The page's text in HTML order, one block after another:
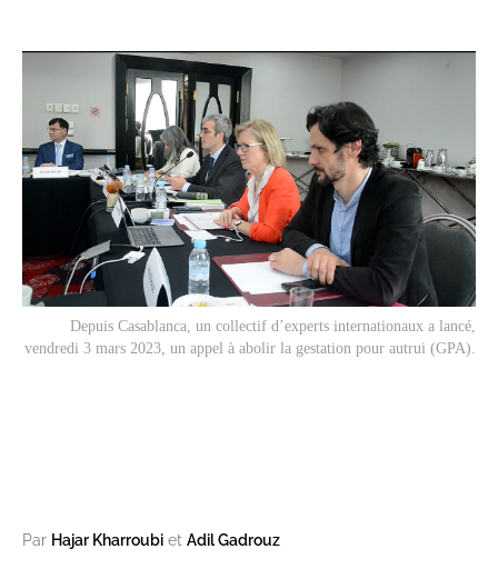
Depuis Casablanca, un collectif d’experts internationaux a lancé,
vendredi 3 mars 2023, un appel à abolir la gestation pour autrui (GPA).
Par Hajar Kharroubi et Adil Gadrouz